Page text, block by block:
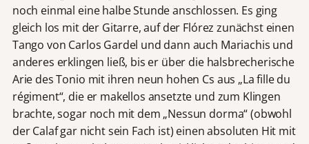
noch einmal eine halbe Stunde anschlossen. Es ging
gleich los mit der Gitarre, auf der Flórez zunächst einen
Tango von Carlos Gardel und dann auch Mariachis und
anderes erklingen ließ, bis er über die halsbrecherische
Arie des Tonio mit ihren neun hohen Cs aus „La fille du
régiment“, die er makellos ansetzte und zum Klingen
brachte, sogar noch mit dem „Nessun dorma“ (obwohl
der Calaf gar nicht sein Fach ist) einen absoluten Hit mit